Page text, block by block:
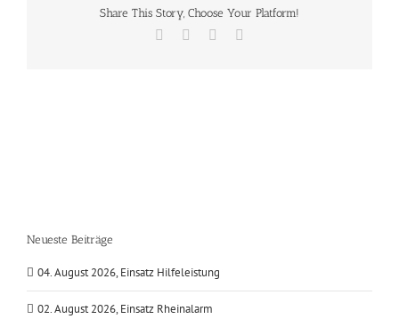
Share This Story, Choose Your Platform!
Facebook
Neueste Beiträge
04. August 2026, Einsatz Hilfeleistung
02. August 2026, Einsatz Rheinalarm